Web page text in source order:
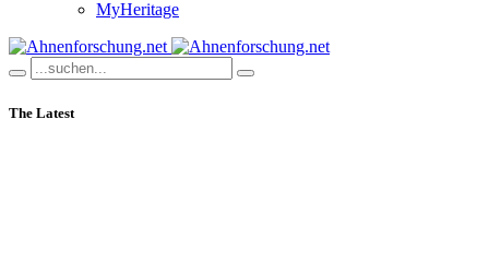
MyHeritage
The Latest